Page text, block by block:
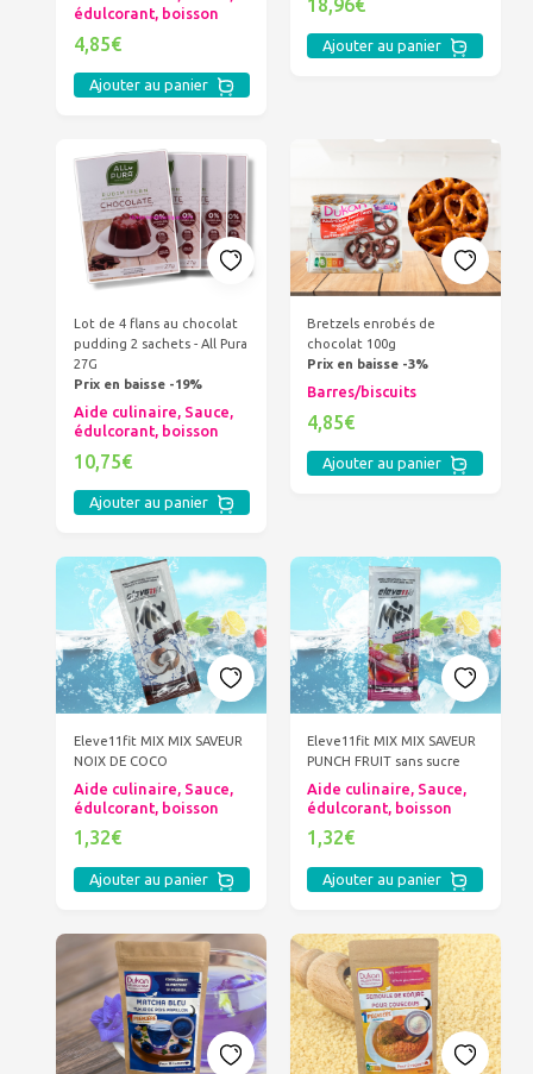
édulcorant, boisson
4,85€
Ajouter au panier
Ajouter au panier
Lot de 4 flans au chocolat
pudding 2 sachets - All Pura
27G
Prix en baisse -19%
Aide culinaire, Sauce,
édulcorant, boisson
10,75€
Ajouter au panier
Bretzels enrobés de
chocolat 100g
Prix en baisse -3%
Barres/biscuits
4,85€
Ajouter au panier
Eleve11fit MIX MIX SAVEUR
NOIX DE COCO
Aide culinaire, Sauce,
édulcorant, boisson
1,32€
Ajouter au panier
Eleve11fit MIX MIX SAVEUR
PUNCH FRUIT sans sucre
Aide culinaire, Sauce,
édulcorant, boisson
1,32€
Ajouter au panier